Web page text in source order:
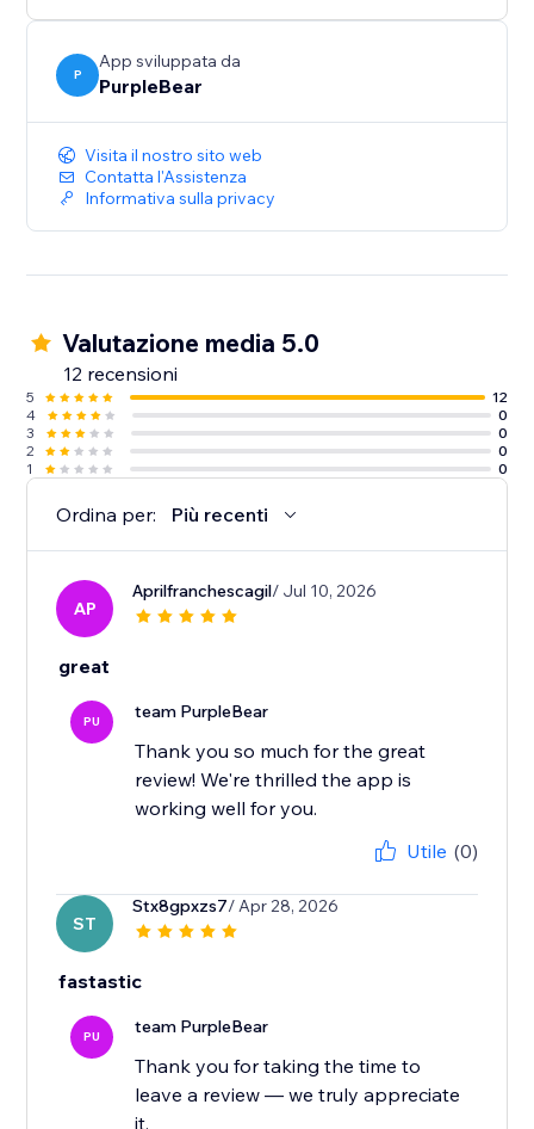
P
App sviluppata da
PurpleBear
Visita il nostro sito web
Contatta l'Assistenza
Informativa sulla privacy
Valutazione media 5.0
12 recensioni
5
12
4
0
3
0
2
0
1
0
Ordina per: Più recenti
AP
Aprilfranchescagil/ Jul 10, 2026
great
PU team PurpleBear
Thank you so much for the great
review! We're thrilled the app is
working well for you.
Utile (0)
ST
Stx8gpxzs7/ Apr 28, 2026
fastastic
PU team PurpleBear
Thank you for taking the time to
leave a review — we truly appreciate
it.